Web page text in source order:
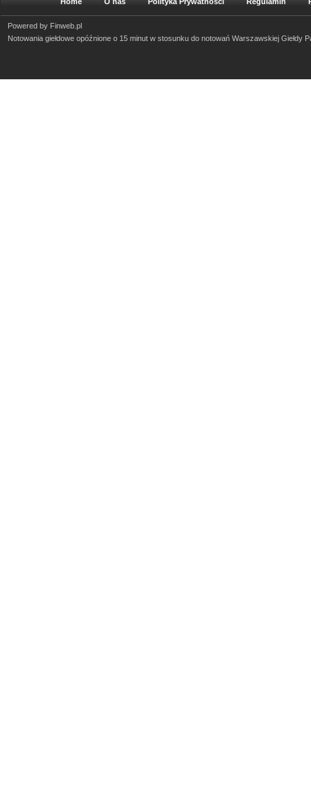
Powered by Finweb.pl
Notowania giełdowe opóźnione o 15 minut w stosunku do notowań Warszawskiej Giełdy